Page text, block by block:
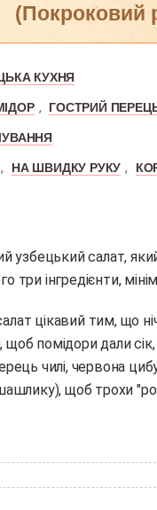
КУХНЯ
, ГОСТРИЙ
, НА ШВИДКУ РУКУ ,
узбецький салат,
три інгредієнти,
помідори дали сік,
чилі, червона
щоб трохи